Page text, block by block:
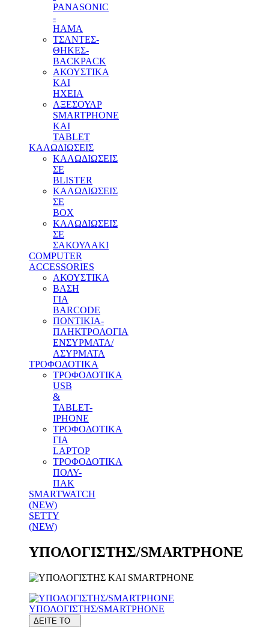
PANASONIC
-
HAMA
ΤΣΑΝΤΕΣ-
ΘΗΚΕΣ-
BACKPACK
ΑΚΟΥΣΤΙΚΑ
ΚΑΙ
ΗΧΕΙΑ
ΑΞΕΣΟΥΑΡ
SMARTPHONE
ΚΑΙ
TABLET
ΚΑΛΩΔΙΩΣΕΙΣ
ΚΑΛΩΔΙΩΣΕΙΣ
ΣΕ
BLISTER
ΚΑΛΩΔΙΩΣΕΙΣ
ΣΕ
BOX
ΚΑΛΩΔΙΩΣΕΙΣ
ΣΕ
ΣΑΚΟΥΛΑΚΙ
COMPUTER
ACCESSORIES
ΑΚΟΥΣΤΙΚΑ
ΒΑΣΗ
ΓΙΑ
BARCODE
ΠΟΝΤΙΚΙΑ-
ΠΛΗΚΤΡΟΛΟΓΙΑ
ΕΝΣΥΡΜΑΤΑ/
ΑΣΥΡΜΑΤΑ
ΤΡΟΦΟΔΟΤΙΚΑ
ΤΡΟΦΟΔΟΤΙΚΑ
USB
&
TABLET-
IPHONE
ΤΡΟΦΟΔΟΤΙΚΑ
ΓΙΑ
LAPTOP
ΤΡΟΦΟΔΟΤΙΚΑ
ΠΟΛΥ-
ΠΑΚ
SMARTWATCH
(NEW)
SETTY
(NEW)
ΥΠΟΛΟΓΙΣΤΗΣ/SMARTPHONE
ΥΠΟΛΟΓΙΣΤΗΣ/SMARTPHONE
ΔΕΙΤΕ ΤΟ